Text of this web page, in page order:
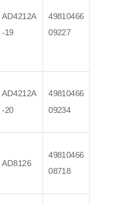
AD4212A
-19
49810466
09227
AD4212A
-20
49810466
09234
AD8126
49810466
08718